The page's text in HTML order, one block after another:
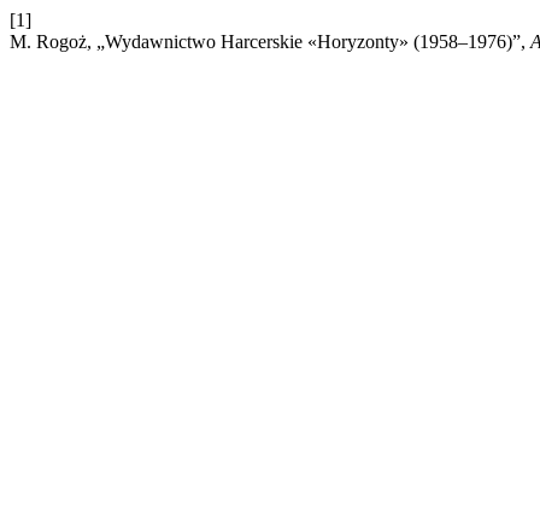
[1]
M. Rogoż, „Wydawnictwo Harcerskie «Horyzonty» (1958–1976)”,